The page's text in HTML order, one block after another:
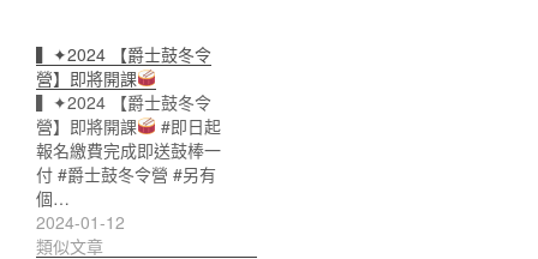
▍✦2024 【爵士鼓冬令
營】即將開課
▍✦2024 【爵士鼓冬令
營】即將開課
#即日起
報名繳費完成即送鼓棒一
付 #爵士鼓冬令營 #另有
個…
2024-01-12
類似文章